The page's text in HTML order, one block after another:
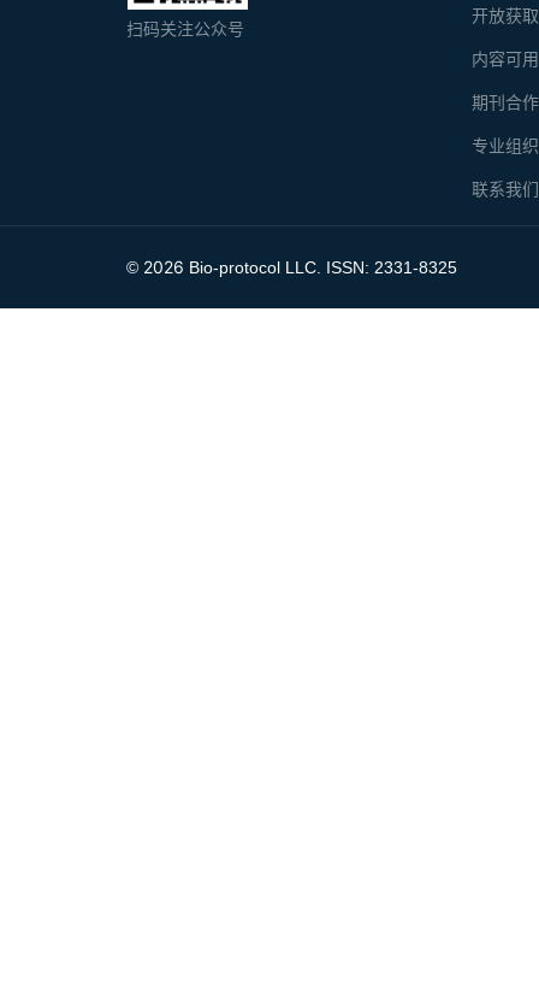
开放获
内容可
期刊合
专业组
联系我们
扫码关注公众号
© 2026 Bio-protocol LLC. ISSN: 2331-8325